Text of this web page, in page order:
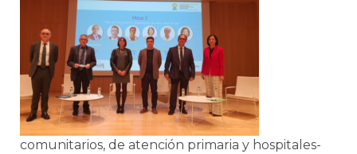
comunitarios, de atención primaria y hospitales-